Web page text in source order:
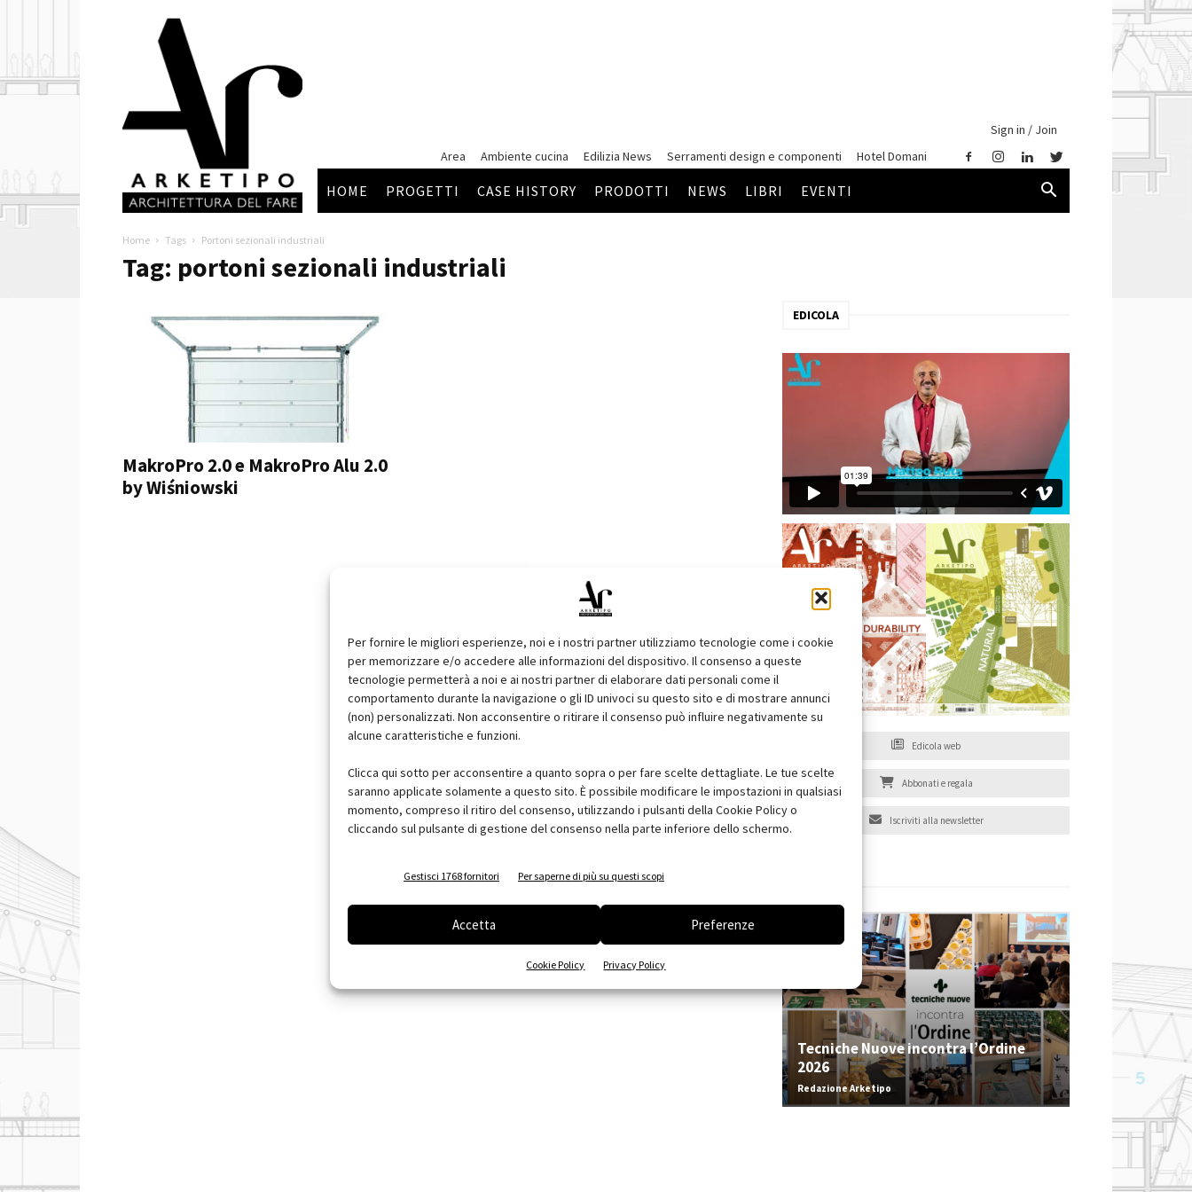
Per fornire le migliori esperienze, noi e i nostri partner utilizziamo tecnologie come i cookie
per memorizzare e/o accedere alle informazioni del dispositivo. Il consenso a queste
tecnologie permetterà a noi e ai nostri partner di elaborare dati personali come il
comportamento durante la navigazione o gli ID univoci su questo sito e di mostrare annunci
(non) personalizzati. Non acconsentire o ritirare il consenso può influire negativamente su
alcune caratteristiche e funzioni.
Clicca qui sotto per acconsentire a quanto sopra o per fare scelte dettagliate. Le tue scelte
saranno applicate solamente a questo sito. È possibile modificare le impostazioni in qualsiasi
momento, compreso il ritiro del consenso, utilizzando i pulsanti della Cookie Policy o
cliccando sul pulsante di gestione del consenso nella parte inferiore dello schermo.
Gestisci 1768 fornitori Per saperne di più su questi scopi
Accetta Preferenze
Cookie Policy Privacy Policy
Arketipo
Sign in / Join
Area
Ambiente cucina Edilizia News Serramenti design e componenti Hotel Domani
HOME PROGETTI CASE HISTORY PRODOTTI NEWS LIBRI EVENTI
Home Tags Portoni sezionali industriali
Tag: portoni sezionali industriali
MakroPro 2.0 e MakroPro Alu 2.0
by Wiśniowski
EDICOLA
Edicola web
Abbonati e regala
Iscriviti alla newsletter
Tecniche Nuove incontra l’Ordine
2026
Redazione Arketipo